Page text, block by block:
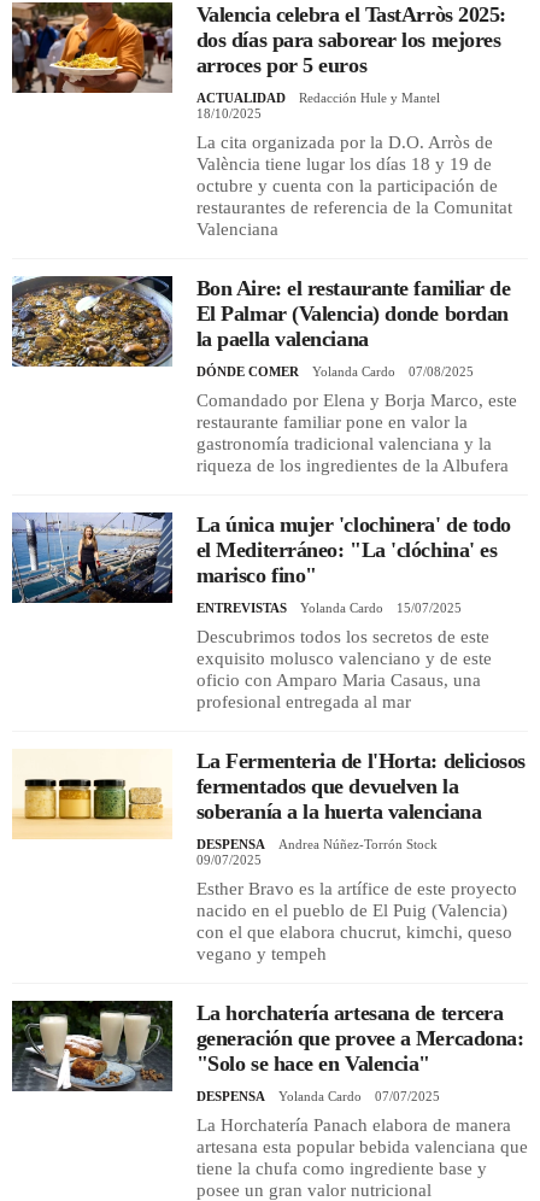
Valencia celebra el TastArròs 2025:
dos días para saborear los mejores
arroces por 5 euros
ACTUALIDAD
Redacción Hule y Mantel
18/10/2025
La cita organizada por la D.O. Arròs de
València tiene lugar los días 18 y 19 de
octubre y cuenta con la participación de
restaurantes de referencia de la Comunitat
Valenciana
Bon Aire: el restaurante familiar de
El Palmar (Valencia) donde bordan
la paella valenciana
DÓNDE COMER Yolanda Cardo 07/08/2025
Comandado por Elena y Borja Marco, este
restaurante familiar pone en valor la
gastronomía tradicional valenciana y la
riqueza de los ingredientes de la Albufera
La única mujer 'clochinera' de todo
el Mediterráneo: "La 'clóchina' es
marisco fino"
ENTREVISTAS Yolanda Cardo 15/07/2025
Descubrimos todos los secretos de este
exquisito molusco valenciano y de este
oficio con Amparo Maria Casaus, una
profesional entregada al mar
La Fermenteria de l'Horta: deliciosos
fermentados que devuelven la
soberanía a la huerta valenciana
DESPENSA
Andrea Núñez-Torrón Stock
09/07/2025
Esther Bravo es la artífice de este proyecto
nacido en el pueblo de El Puig (Valencia)
con el que elabora chucrut, kimchi, queso
vegano y tempeh
La horchatería artesana de tercera
generación que provee a Mercadona:
"Solo se hace en Valencia"
DESPENSA Yolanda Cardo 07/07/2025
La Horchatería Panach elabora de manera
artesana esta popular bebida valenciana que
tiene la chufa como ingrediente base y
posee un gran valor nutricional